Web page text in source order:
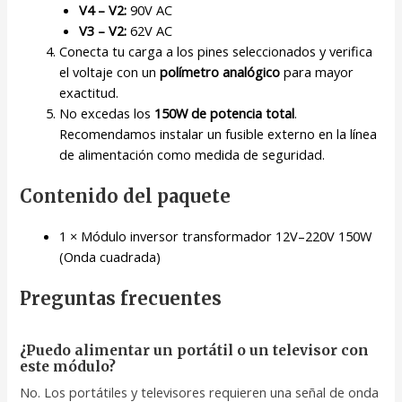
V4 – V2: 90V AC
V3 – V2: 62V AC
Conecta tu carga a los pines seleccionados y verifica
el voltaje con unpolímetro analógico para mayor
exactitud.
No excedas los 150W de potencia total.
Recomendamos instalar un fusible externo en la línea
de alimentación como medida de seguridad.
Contenido del paquete
1 × Módulo inversor transformador 12V–220V 150W
(Onda cuadrada)
Preguntas frecuentes
¿Puedo alimentar un portátil o un televisor con
este módulo?
No. Los portátiles y televisores requieren una señal de onda